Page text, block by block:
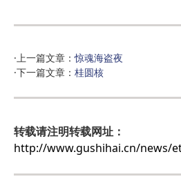
·上一篇文章：惊魂海盗夜
·下一篇文章： 桂圆核
转载请注明转载网址：
http://www.gushihai.cn/news/